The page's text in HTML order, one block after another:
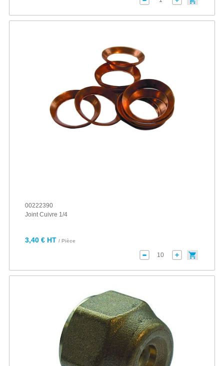
00222390
Joint Cuivre 1/4
3,40 € HT / Pièce